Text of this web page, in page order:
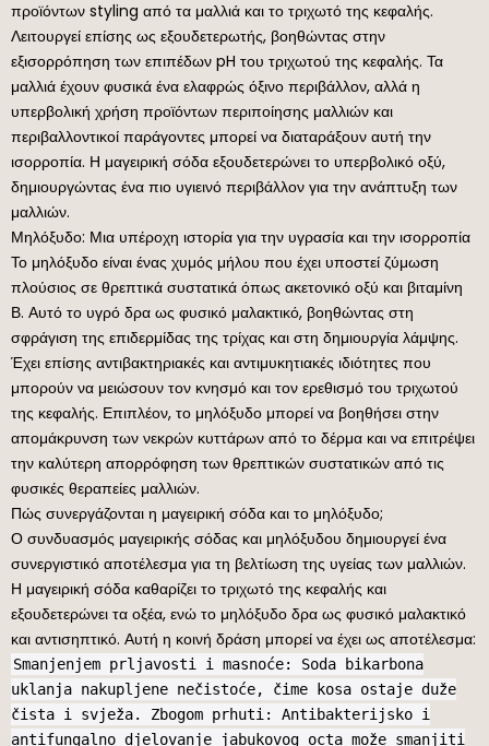
προϊόντων styling από τα μαλλιά και το τριχωτό της κεφαλής.
Λειτουργεί επίσης ως εξουδετερωτής, βοηθώντας στην
εξισορρόπηση των επιπέδων pH του τριχωτού της κεφαλής. Τα
μαλλιά έχουν φυσικά ένα ελαφρώς όξινο περιβάλλον, αλλά η
υπερβολική χρήση προϊόντων περιποίησης μαλλιών και
περιβαλλοντικοί παράγοντες μπορεί να διαταράξουν αυτή την
ισορροπία. Η μαγειρική σόδα εξουδετερώνει το υπερβολικό οξύ,
δημιουργώντας ένα πιο υγιεινό περιβάλλον για την ανάπτυξη των
μαλλιών.
Μηλόξυδο: Μια υπέροχη ιστορία για την υγρασία και την ισορροπία
Το μηλόξυδο είναι ένας χυμός μήλου που έχει υποστεί ζύμωση
πλούσιος σε θρεπτικά συστατικά όπως ακετονικό οξύ και βιταμίνη
Β. Αυτό το υγρό δρα ως φυσικό μαλακτικό, βοηθώντας στη
σφράγιση της επιδερμίδας της τρίχας και στη δημιουργία λάμψης.
Έχει επίσης αντιβακτηριακές και αντιμυκητιακές ιδιότητες που
μπορούν να μειώσουν τον κνησμό και τον ερεθισμό του τριχωτού
της κεφαλής. Επιπλέον, το μηλόξυδο μπορεί να βοηθήσει στην
απομάκρυνση των νεκρών κυττάρων από το δέρμα και να επιτρέψει
την καλύτερη απορρόφηση των θρεπτικών συστατικών από τις
φυσικές θεραπείες μαλλιών.
Πώς συνεργάζονται η μαγειρική σόδα και το μηλόξυδο;
Ο συνδυασμός μαγειρικής σόδας και μηλόξυδου δημιουργεί ένα
συνεργιστικό αποτέλεσμα για τη βελτίωση της υγείας των μαλλιών.
Η μαγειρική σόδα καθαρίζει το τριχωτό της κεφαλής και
εξουδετερώνει τα οξέα, ενώ το μηλόξυδο δρα ως φυσικό μαλακτικό
και αντισηπτικό. Αυτή η κοινή δράση μπορεί να έχει ως αποτέλεσμα:
Smanjenjem prljavosti i masnoće: Soda bikarbona
uklanja nakupljene nečistoće, čime kosa ostaje duže
čista i svježa. Zbogom prhuti: Antibakterijsko i
antifungalno djelovanje jabukovog octa može smanjiti